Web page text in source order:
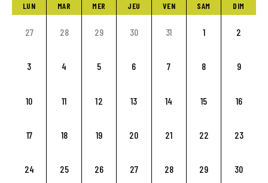
LUN MAR MER JEU VEN SAM DIM
27 28 29 30 31 1 2
3 4 5 6 7 8 9
10 11 12 13 14 15 16
17 18 19 20 21 22 23
24 25 26 27 28 29 30